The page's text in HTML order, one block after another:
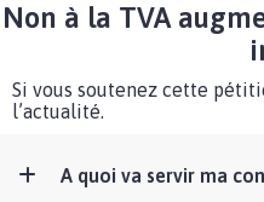
Non à la TVA
Si vous soutenez cette
l’actualité.
A quoi va servir ma